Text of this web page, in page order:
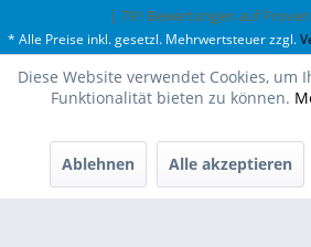
| 791 Bewertungen auf
* Alle Preise inkl. gesetzl. Mehrwertsteuer zzgl.
ausgenommen Gefahrgut. Weitere Ländern
Diese Website verwendet Cookies, um
Funktionalität bieten zu können.
Ablehnen Alle akzeptieren